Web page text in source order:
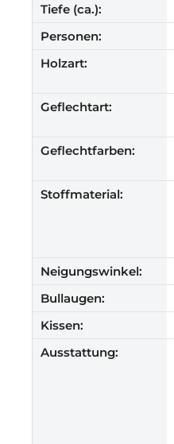
Tiefe (ca.):
Personen:
Holzart:
Geflechtart:
Geflechtfarben:
Stoffmaterial:
Neigungswinkel:
Bullaugen:
Kissen:
Ausstattung: